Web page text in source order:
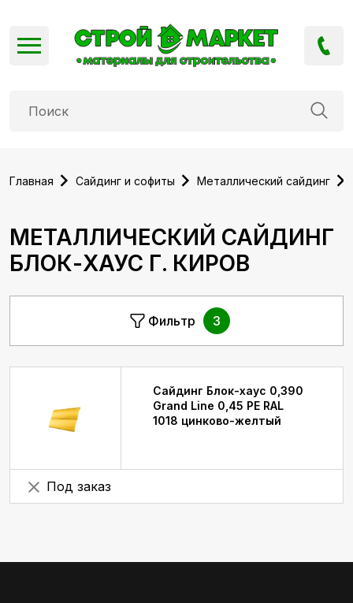
Главная Сайдинг и софиты Металлический сайдинг
МЕТАЛЛИЧЕСКИЙ САЙДИНГ
БЛОК-ХАУС Г. КИРОВ
Фильтр 3
Сайдинг Блок-хаус 0,390
Grand Line 0,45 PE RAL
1018 цинково-желтый
Под заказ